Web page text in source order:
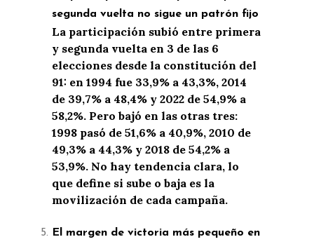
segunda vuelta no sigue un patrón fijo
La participación subió entre primera
y segunda vuelta en 3 de las 6
elecciones desde la constitución del
91: en 1994 fue 33,9% a 43,3%, 2014
de 39,7% a 48,4% y 2022 de 54,9% a
58,2%. Pero bajó en las otras tres:
1998 pasó de 51,6% a 40,9%, 2010 de
49,3% a 44,3% y 2018 de 54,2% a
53,9%. No hay tendencia clara, lo
que define si sube o baja es la
movilización de cada campaña.
El margen de victoria más pequeño en